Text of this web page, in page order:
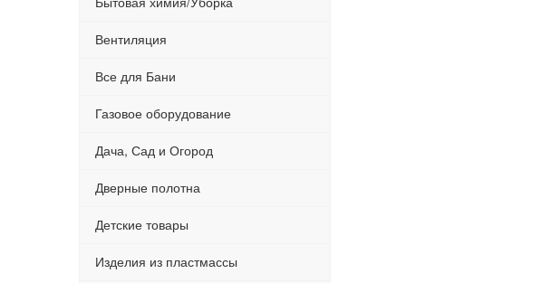
Вентиляция
Все для Бани
Газовое оборудование
Дача, Сад и Огород
Дверные полотна
Детские товары
Изделия из пластмассы